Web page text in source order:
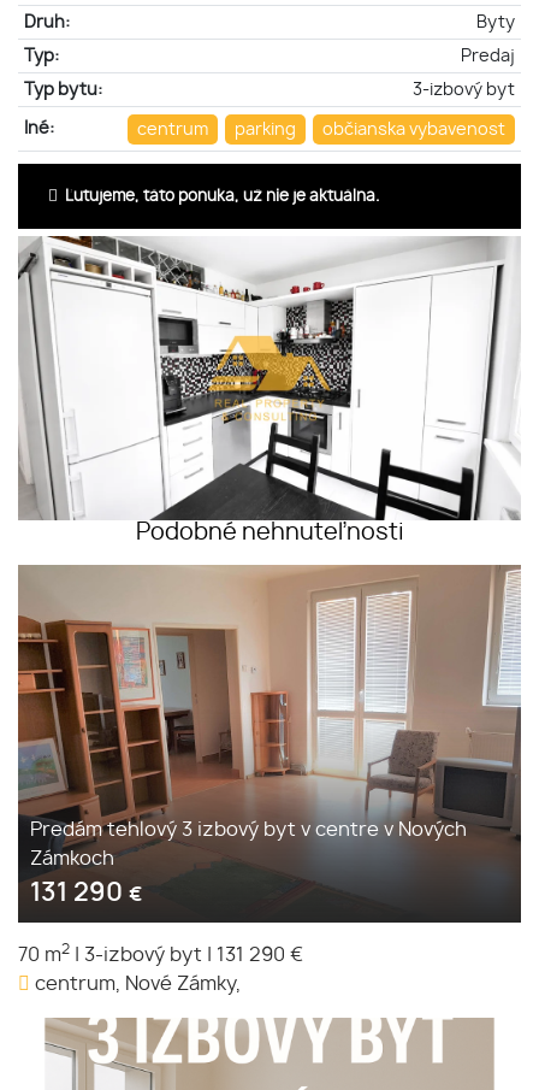
Druh:
Byty
Typ:
Predaj
Typ bytu:
3-izbový byt
Iné: centrum parking občianska vybavenost
Ľutujeme, táto ponuka, už nie je aktuálna.
Podobné nehnuteľnosti
Predám tehlový 3 izbový byt v centre v Nových
Zámkoch
131 290 €
70 m2 3-izbový byt
131 290 €
centrum, Nové Zámky,